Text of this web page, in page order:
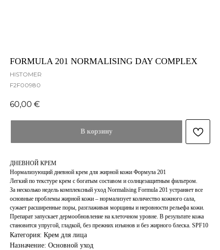
FORMULA 201 NORMALISING DAY COMPLEX
HISTOMER
F2F00980
60,00 €
В корзину
ДНЕВНОЙ КРЕМ
Hормализующий дневной крем для жирной кожи Формула 201
Легкий по текстуре крем с богатым составом и солнцезащитным фильтром.
За несколько недель комплексный уход Normalising Formula 201 устраняет все
основные проблемы жирной кожи – нормализует количество кожного сала,
сужает расширенные поры, разглаживая морщины и неровности рельефа кожи.
Препарат запускает дермообновление на клеточном уровне. В результате кожа
становится упругой, гладкой, без прежних изъянов и без жирного блеска. SPF10
Категория: Крем для лица
Назначение: Основной уход